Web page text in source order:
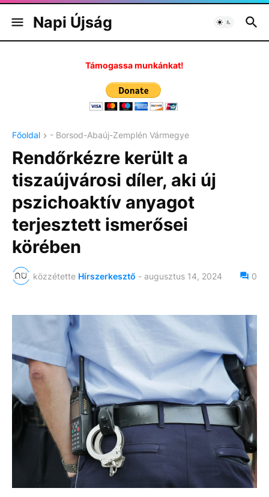
Napi Újság
Támogassa munkánkat!
Főoldal - Borsod-Abaúj-Zemplén Vármegye
Rendőrkézre került a
tiszaújvárosi díler, aki új
pszichoaktív anyagot
terjesztett ismerősei
körében
közzétette Hírszerkesztő - augusztus 14, 2024 0